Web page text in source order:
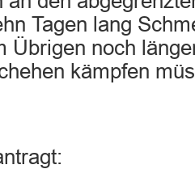
Tagen lang
Übrigen noch
kämpfen